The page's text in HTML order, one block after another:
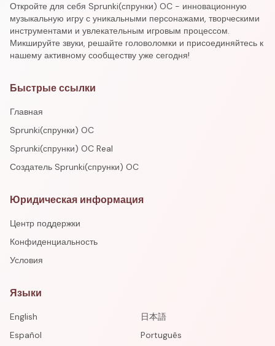
Откройте для себя Sprunki(спрунки) OC - инновационную
музыкальную игру с уникальными персонажами, творческими
инструментами и увлекательным игровым процессом.
Микшируйте звуки, решайте головоломки и присоединяйтесь к
нашему активному сообществу уже сегодня!
Быстрые ссылки
Главная
Sprunki(спрунки) OC
Sprunki(спрунки) OC Real
Создатель Sprunki(спрунки) OC
Юридическая информация
Центр поддержки
Конфиденциальность
Условия
Языки
English
日本語
Español
Português